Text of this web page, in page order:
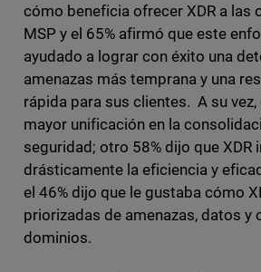
cómo beneficia ofrecer XDR a las
MSP y el 65% afirmó que este
ayudado a lograr con éxito una
amenazas más temprana y una
rápida para sus clientes. A su vez,
mayor unificación en la
seguridad; otro 58% dijo que XDR
drásticamente la eficiencia y
el 46% dijo que le gustaba cómo
priorizadas de amenazas, datos y
dominios.